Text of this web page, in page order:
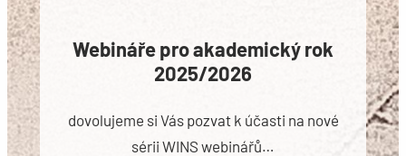
Webináře pro akademický rok
2025/2026
dovolujeme si Vás pozvat k účasti na nové
sérii WINS webinářů…